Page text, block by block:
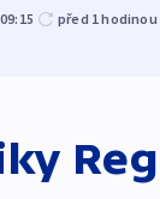
09:15 před 1hodinou